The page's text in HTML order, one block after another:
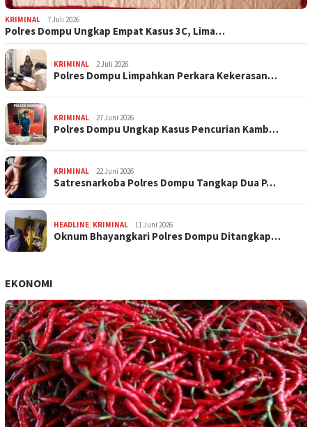
KRIMINAL 7 Juli 2026
Polres Dompu Ungkap Empat Kasus 3C, Lima…
KRIMINAL 2 Juli 2026
Polres Dompu Limpahkan Perkara Kekerasan…
KRIMINAL 27 Juni 2026
Polres Dompu Ungkap Kasus Pencurian Kamb…
KRIMINAL 22 Juni 2026
Satresnarkoba Polres Dompu Tangkap Dua P…
HEADLINE, KRIMINAL 11 Juni 2026
Oknum Bhayangkari Polres Dompu Ditangkap…
EKONOMI